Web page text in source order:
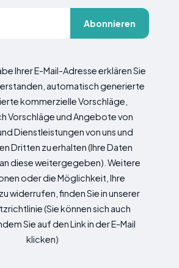
Abonnieren
Ihrer E-Mail-Adresse erklären Sie
automatisch generierte
kommerzielle Vorschläge,
Vorschläge und Angebote von
Dienstleistungen von uns und
Dritten zu erhalten (Ihre Daten
diese weitergegeben). Weitere
oder die Möglichkeit, Ihre
widerrufen, finden Sie in unserer
(Sie können sich auch
Sie auf den Link in der E-Mail
klicken)